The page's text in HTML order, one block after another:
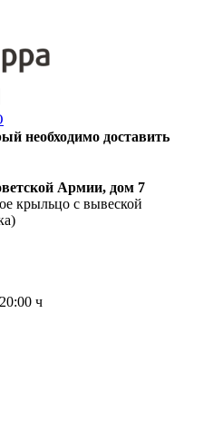
необходимо доставить
Армии, дом 7
крыльцо с вывеской
ч